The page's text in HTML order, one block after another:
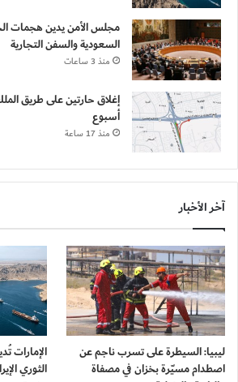
مجلس الأمن يدين هجمات
السعودية والسفن التجارية
منذ 3 ساعات
إغلاق حارتين على طريق
أسبوع
منذ 17 ساعة
آخر الأخبار
ليبيا: السيطرة على تسرب ناجم عن
اصطدام مسيّرة بخزان في مصفاة
الإمارات
الثوري